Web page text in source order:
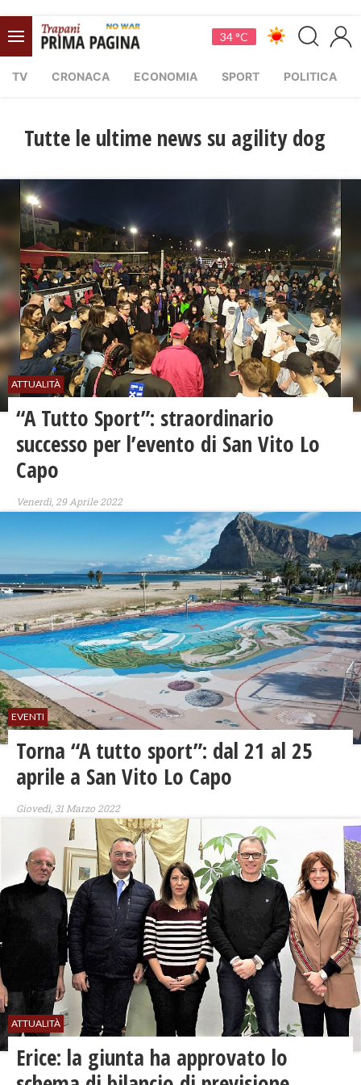
34 °C
TV CRONACA ECONOMIA SPORT POLITICA
Tutte le ultime news su agility dog
ATTUALITÀ
“A Tutto Sport”: straordinario
successo per l’evento di San Vito Lo
Capo
Venerdì, 29 Aprile 2022
EVENTI
Torna “A tutto sport”: dal 21 al 25
aprile a San Vito Lo Capo
Giovedì, 31 Marzo 2022
ATTUALITÀ
Erice: la giunta ha approvato lo